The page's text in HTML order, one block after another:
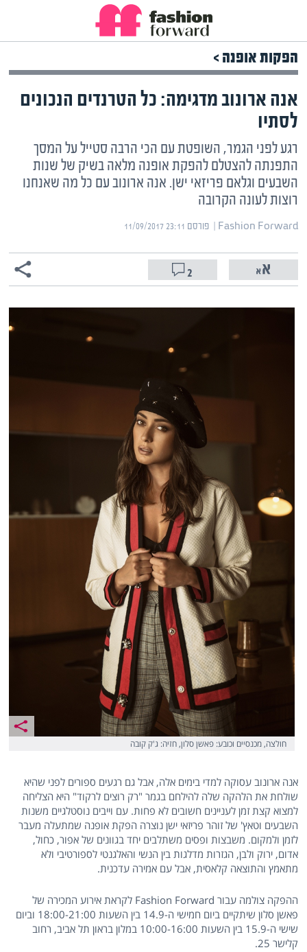
הפקות אופנה >
אנה ארונוב מדגימה: כל הטרנדים הנכונים
לסתיו
רגע לפני הגמר, השופטת עם הכי הרבה סטייל על המסך
התפנתה להצטלם להפקת אופנה מלאה בשיק של שנות
השבעים וגלאם פריזאי ישן. אנה ארונוב עם כל מה שאנחנו
רוצות לעונה הקרובה
Fashion Forward | ‏ פורסם ‎11/09/2017 23:11
2
חולצה, מכנסיים וכובע: פאשן סלון, חזיה: ג'ק קובה
אנה ארונוב עסוקה למדי בימים אלה, אבל גם רגעים ספורים לפני שהיא
שולחת את הלהקה שלה להילחם בגמר "רק רוצים לרקוד" היא הצליחה
למצוא קצת זמן לעניינים חשובים לא פחות. עם וייבים נוסטלגיים משנות
השבעים וטאץ' של זוהר פריזאי ישן נוצרה הפקת אופנה שמתעלה מעבר
לזמן ולמקום. משבצות ופסים משתלבים יחד בגוונים של אפור, כחול,
אדום, ירוק ולבן, הגזרות מדלגות בין הנשי והאלגנטי לספורטיבי ולא
מתאמץ והתוצאה קלאסית, אבל עם אמירה עדכנית.
ההפקה צולמה עבור Fashion Forward לקראת אירוע המכירה של
פאשן סלון שיתקיים ביום חמישי ה-14.9 בין השעות 18:00-21:00 וביום
שישי ה-15.9 בין השעות 10:00-16:00 במלון בראון תל אביב, רחוב
קלישר 25.